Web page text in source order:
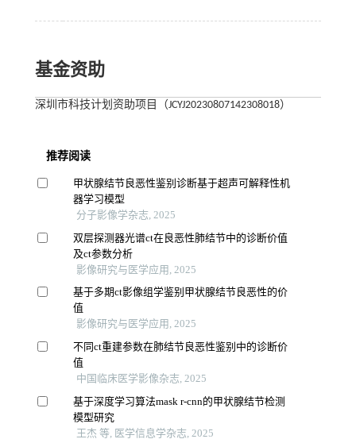
基金资助
深圳市科技计划资助项目（JCYJ20230807142308018）